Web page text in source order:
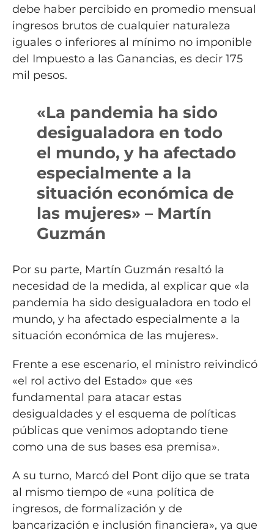
debe haber percibido en promedio mensual
ingresos brutos de cualquier naturaleza
iguales o inferiores al mínimo no imponible
del Impuesto a las Ganancias, es decir 175
mil pesos.
«La pandemia ha sido
desigualadora en todo
el mundo, y ha afectado
especialmente a la
situación económica de
las mujeres» – Martín
Guzmán
Por su parte, Martín Guzmán resaltó la
necesidad de la medida, al explicar que «la
pandemia ha sido desigualadora en todo el
mundo, y ha afectado especialmente a la
situación económica de las mujeres».
Frente a ese escenario, el ministro reivindicó
«el rol activo del Estado» que «es
fundamental para atacar estas
desigualdades y el esquema de políticas
públicas que venimos adoptando tiene
como una de sus bases esa premisa».
A su turno, Marcó del Pont dijo que se trata
al mismo tiempo de «una política de
ingresos, de formalización y de
bancarización e inclusión financiera», ya que